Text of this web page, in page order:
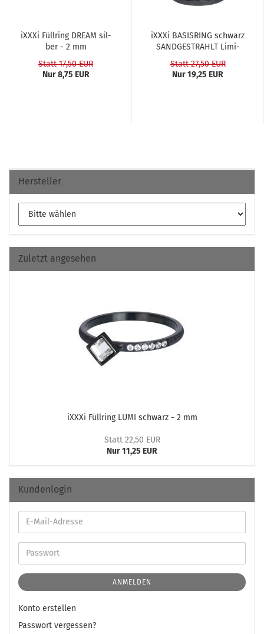
iXXXi Füll­ring DREAM sil­
ber - 2 mm
Statt 17,50 EUR
Nur 8,75 EUR
iXXXi BA­SIS­RING schwarz
SAND­GE­STRAHLT Li­mi­
Statt 27,50 EUR
Nur 19,25 EUR
Hersteller
Zuletzt angesehen
iXXXi Füll­ring LUMI schwarz - 2 mm
Statt 22,50 EUR
Nur 11,25 EUR
Kundenlogin
ANMELDEN
Konto erstellen
Passwort vergessen?